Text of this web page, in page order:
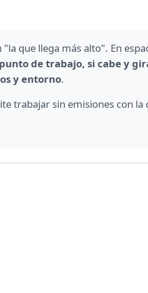
que llega más alto". En
de trabajo, si cabe y
y entorno.
trabajar sin emisiones con la